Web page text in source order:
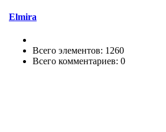
Elmira
Всего элементов: 1260
Всего комментариев: 0